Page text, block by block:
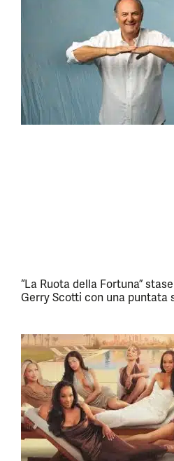
“La Ruota della Fortuna”
Gerry Scotti con una puntata